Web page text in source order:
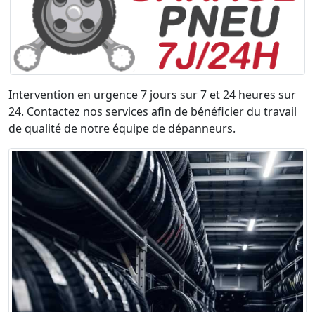
Intervention en urgence 7 jours sur 7 et 24 heures sur
24. Contactez nos services afin de bénéficier du travail
de qualité de notre équipe de dépanneurs.